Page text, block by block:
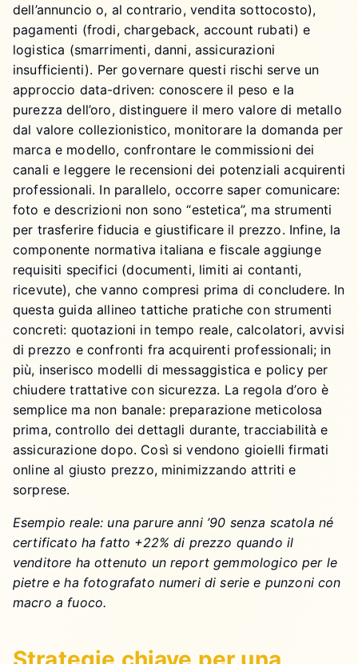
dell’annuncio o, al contrario, vendita sottocosto),
pagamenti (frodi, chargeback, account rubati) e
logistica (smarrimenti, danni, assicurazioni
insufficienti). Per governare questi rischi serve un
approccio data-driven: conoscere il peso e la
purezza dell’oro, distinguere il mero valore di metallo
dal valore collezionistico, monitorare la domanda per
marca e modello, confrontare le commissioni dei
canali e leggere le recensioni dei potenziali acquirenti
professionali. In parallelo, occorre saper comunicare:
foto e descrizioni non sono “estetica”, ma strumenti
per trasferire fiducia e giustificare il prezzo. Infine, la
componente normativa italiana e fiscale aggiunge
requisiti specifici (documenti, limiti ai contanti,
ricevute), che vanno compresi prima di concludere. In
questa guida allineo tattiche pratiche con strumenti
concreti: quotazioni in tempo reale, calcolatori, avvisi
di prezzo e confronti fra acquirenti professionali; in
più, inserisco modelli di messaggistica e policy per
chiudere trattative con sicurezza. La regola d’oro è
semplice ma non banale: preparazione meticolosa
prima, controllo dei dettagli durante, tracciabilità e
assicurazione dopo. Così si vendono gioielli firmati
online al giusto prezzo, minimizzando attriti e
sorprese.
Esempio reale: una parure anni ’90 senza scatola né
certificato ha fatto +22% di prezzo quando il
venditore ha ottenuto un report gemmologico per le
pietre e ha fotografato numeri di serie e punzoni con
macro a fuoco.